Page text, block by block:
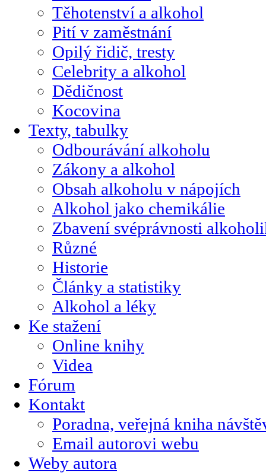
Těhotenství a alkohol
Pití v zaměstnání
Opilý řidič, tresty
Celebrity a alkohol
Dědičnost
Kocovina
Texty, tabulky
Odbourávání alkoholu
Zákony a alkohol
Obsah alkoholu v nápojích
Alkohol jako chemikálie
Zbavení svéprávnosti
Různé
Historie
Články a statistiky
Alkohol a léky
Ke stažení
Online knihy
Videa
Fórum
Kontakt
Poradna, veřejná kniha
Email autorovi webu
Weby autora